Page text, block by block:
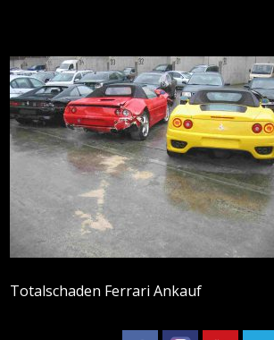
Totalschaden Ferrari Ankauf